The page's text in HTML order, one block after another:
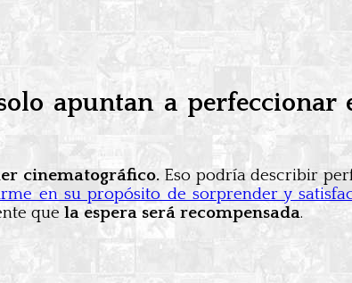
apuntan a perfeccionar
cinematográfico.Eso podría describir
en su propósito de sorprender y
que la espera será recompensada.